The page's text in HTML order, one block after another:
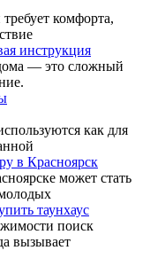
комфорта,
инструкция
— это сложный
как для
в Красноярск
может стать
таунхаус
поиск
вызывает